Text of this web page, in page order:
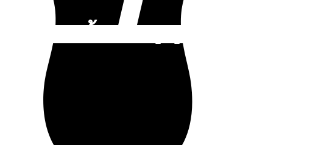
นับหิ่งห้อย ร้อยลำพู ดูพระจันทร์